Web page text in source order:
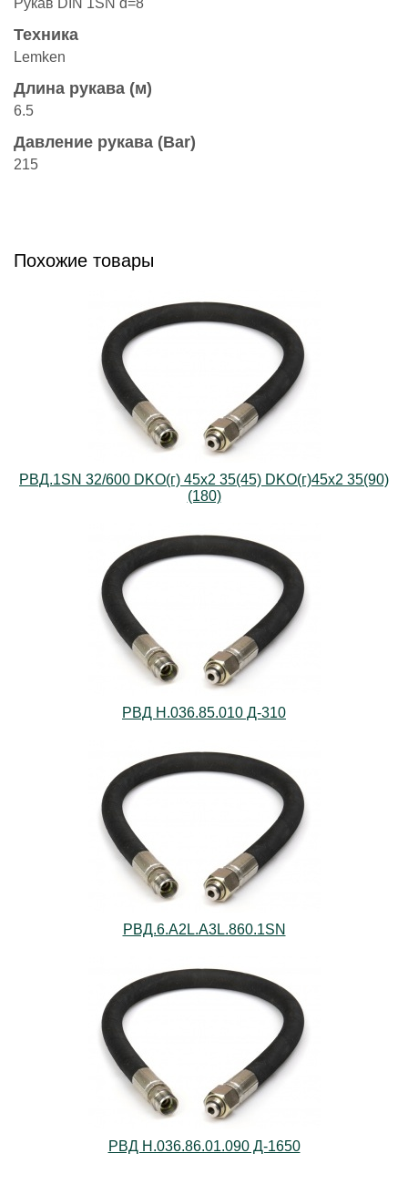
Рукав DIN 1SN d=8
Техника
Lemken
Длина рукава (м)
6.5
Давление рукава (Bar)
215
Похожие товары
РВД.1SN 32/600 DKO(г) 45х2 35(45) DKO(г)45х2 35(90)
(180)
РВД Н.036.85.010 Д-310
РВД.6.А2L.А3L.860.1SN
РВД Н.036.86.01.090 Д-1650